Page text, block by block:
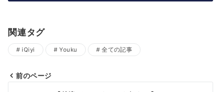
関連タグ
iQiyi Youku 全ての記事
前のページ